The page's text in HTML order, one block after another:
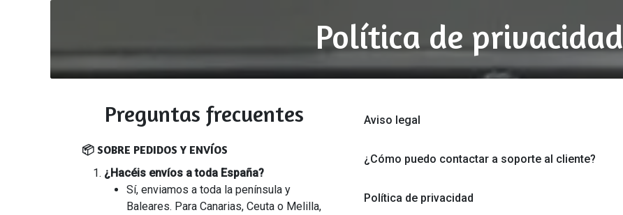
Política de privacidad
Preguntas frecuentes
📦 SOBRE PEDIDOS Y ENVÍOS
¿Hacéis envíos a toda España?
Sí, enviamos a toda la península y
Baleares. Para Canarias, Ceuta o Melilla,
Aviso legal
¿Cómo puedo contactar a soporte al cliente?
Política de privacidad